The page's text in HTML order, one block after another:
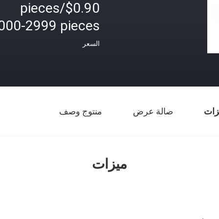
$0.90/pieces
2999 pieces
السعر
صالة عرض منتوج وصف
ميزات